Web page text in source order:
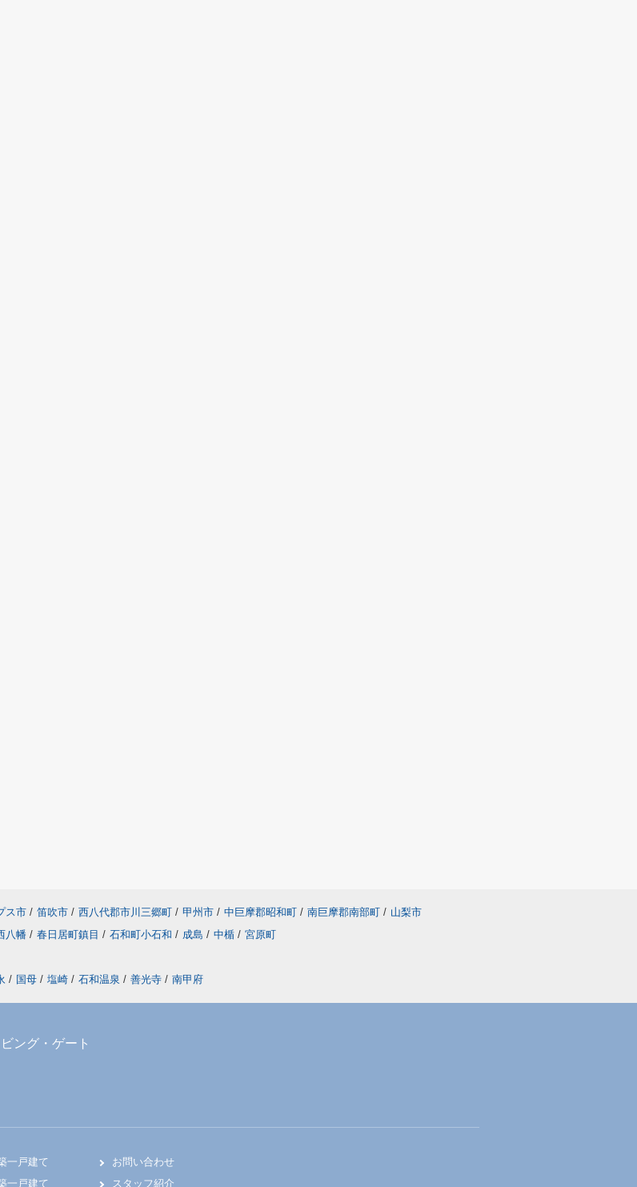
ス市 / 笛吹市 / 西八代郡市川三郷町 / 甲州市 / 中巨摩郡昭和町 / 南巨摩郡南部町 / 山梨市
八幡 / 春日居町鎮目 / 石和町小石和 / 成島 / 中楯 / 宮原町
/ 国母 / 塩崎 / 石和温泉 / 善光寺 / 南甲府
ング・ゲート
一戸建て
一戸建て
お問い合わせ
スタッフ紹介